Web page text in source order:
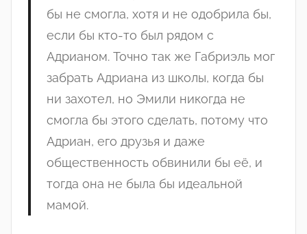
бы не смогла, хотя и не одобрила бы,
если бы кто-то был рядом с
Адрианом. Точно так же Габриэль мог
забрать Адриана из школы, когда бы
ни захотел, но Эмили никогда не
смогла бы этого сделать, потомучто
Адриан, его друзья и даже
общественность обвинили бы её, и
тогда она не была бы идеальной
мамой.